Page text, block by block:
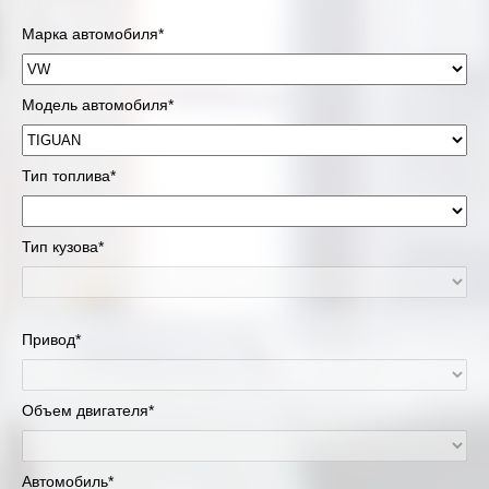
Марка автомобиля*
Модель автомобиля*
Тип топлива*
Тип кузова*
Привод*
Объем двигателя*
Автомобиль*